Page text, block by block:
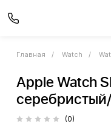
Главная Watch
Apple Watch
(0)